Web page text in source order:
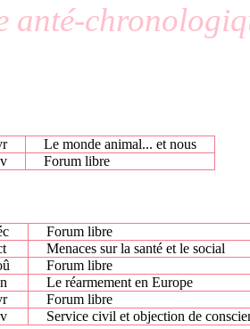
anté-
Le monde animal... et nous
Forum libre
Forum libre
Menaces sur la santé et le social
Forum libre
Le réarmement en Europe
Forum libre
Service civil et objection de